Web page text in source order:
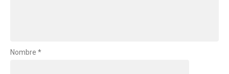
Nombre *